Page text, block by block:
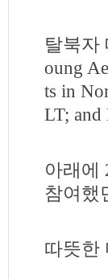
탈북자
oung
ts in
LT;
아래에
참여했
따뜻한